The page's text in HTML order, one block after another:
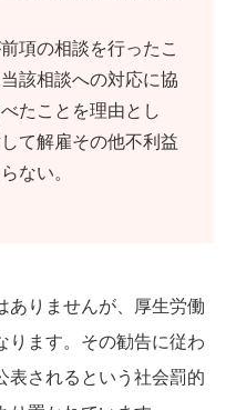
項の相談を行ったこ
該相談への対応に協
たことを理由とし
て解雇その他不利益
ない。
りませんが、厚生労働
ります。その勧告に従わ
表されるという社会罰的